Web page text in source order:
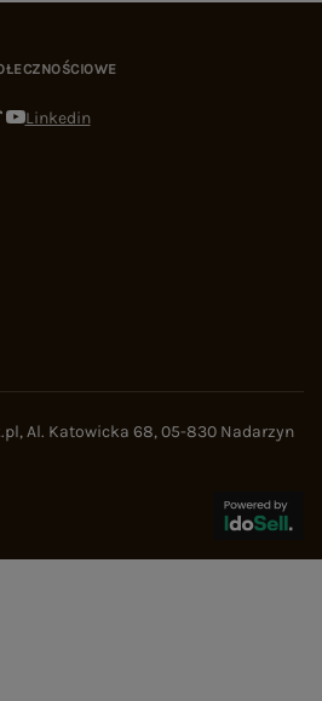
Linkedin
,Al. Katowicka 68,05-830 Nadarzyn